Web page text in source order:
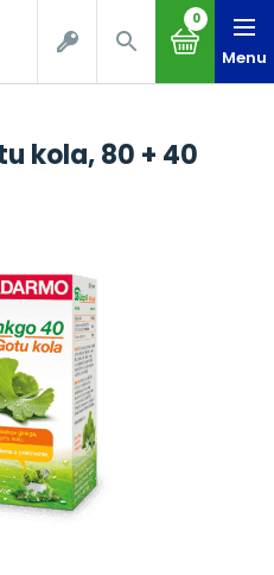
0
Menu
kola, 80 + 40